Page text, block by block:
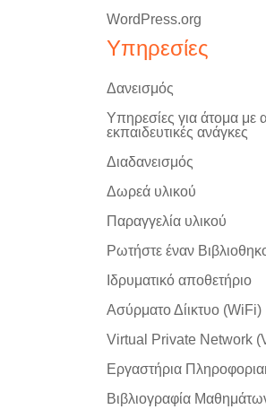
WordPress.org
Υπηρεσίες
Δανεισμός
Υπηρεσίες για άτομα με
εκπαιδευτικές ανάγκες
Διαδανεισμός
Δωρεά υλικού
Παραγγελία υλικού
Ρωτήστε έναν
Ιδρυματικό αποθετήριο
Ασύρματο Δίικτυο (WiFi)
Virtual Private Network
Εργαστήρια
Βιβλιογραφία